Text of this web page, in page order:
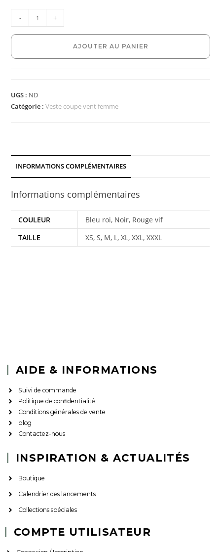
- +
AJOUTER AU PANIER
UGS : ND
Catégorie :Veste coupe vent femme
INFORMATIONS COMPLÉMENTAIRES
Informations complémentaires
COULEUR
Bleu roi, Noir, Rouge vif
TAILLE
XS, S, M, L, XL, XXL, XXXL
AIDE & INFORMATIONS
Suivi de commande
Politique de confidentialité
Conditions générales de vente
blog
Contactez-nous
INSPIRATION & ACTUALITÉS
Boutique
Calendrier des lancements
Collections spéciales
COMPTE UTILISATEUR